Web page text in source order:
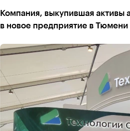
Компания, выкупившая активы
в новое предприятие в Тюмени